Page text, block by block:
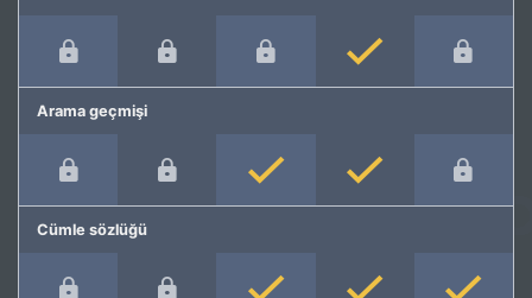
Arama geçmişi
Cümle sözlüğü